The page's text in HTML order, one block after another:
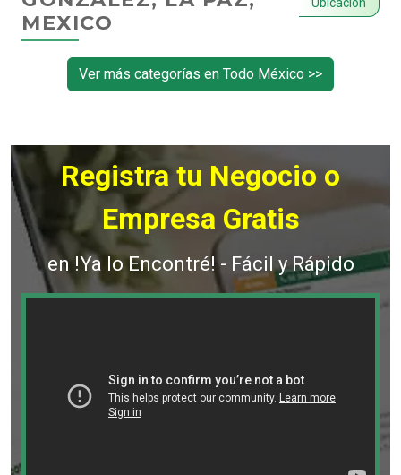
MEXICO
Ubicación
Ver más categorías en Todo México >>
Registra tu Negocio o
Empresa Gratis
en !Ya lo Encontré! - Fácil y Rápido